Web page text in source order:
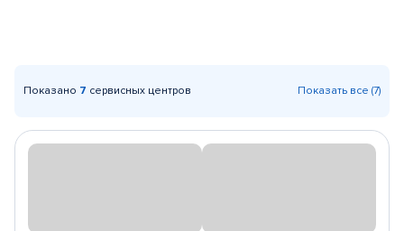
Показано 7 сервисных центров Показать все (7)